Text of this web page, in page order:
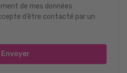
de mes données
d’être contacté par un
Envoyer